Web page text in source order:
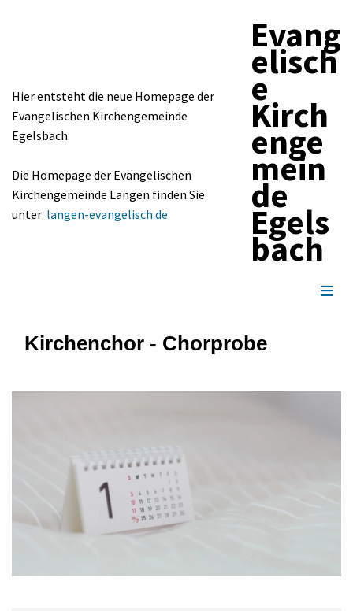
Hier entsteht die neue Homepage der
Evangelischen Kirchengemeinde
Egelsbach.
Die Homepage der Evangelischen
Kirchengemeinde Langen finden Sie
unter langen-evangelisch.de
Evang
elisch
e
Kirch
enge
mein
de
Egels
bach
Kirchenchor - Chorprobe